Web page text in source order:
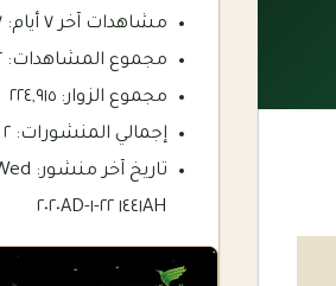
مشاهدات آخر ٧ أيام:
مجموع المشاهدات:
مجموع الزوار:٢٢٤,٩١٥
إجمالي المنشورات: ٢
تاريخ آخر منشور:
١٤٤١AH ٢٢-١-٢٠٢٠AD
Video